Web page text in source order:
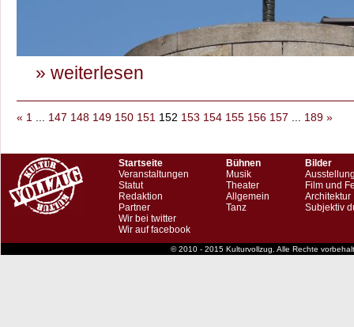
» weiterlesen
« 1 ... 147 148 149 150 151 152 153 154 155 156 157 ... 189 »
Startseite
Veranstaltungen
Statut
Redaktion
Partner
Wir bei twitter
Wir auf facebook
Bühnen
Musik
Theater
Allgemein
Tanz
Bilder
Film und
Architektur
Subjektiv
© 2010 - 2015 Kulturvollzug. Alle Rechte